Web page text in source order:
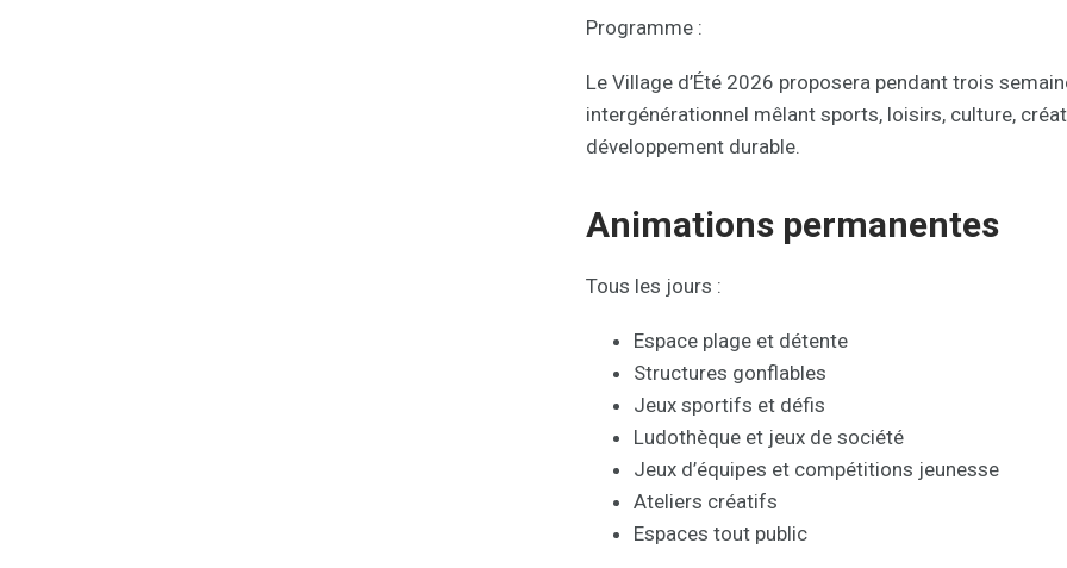
Programme :
Le Village d’Été 2026 proposera pendant trois
intergénérationnel mêlant sports, loisirs, culture,
développement durable.
Animations permanentes
Tous les jours :
Espace plage et détente
Structures gonflables
Jeux sportifs et défis
Ludothèque et jeux de société
Jeux d’équipes et compétitions jeunesse
Ateliers créatifs
Espaces tout public